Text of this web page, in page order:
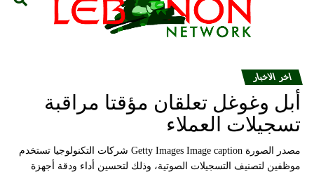
اخر الاخبار
أبل وغوغل تعلقان مؤقتا مراقبة
تسجيلات العملاء
مصدر الصورة Getty Images Image caption شركات التكنولوجيا تستخدم
موظفين لتصنيف التسجيلات الصوتية، وذلك لتحسين أداء ودقة أجهزة